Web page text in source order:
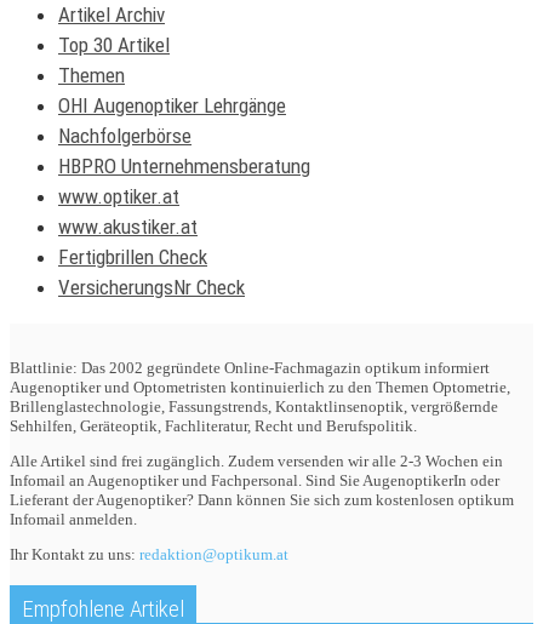
Artikel Archiv
Top 30 Artikel
Themen
OHI Augenoptiker Lehrgänge
Nachfolgerbörse
HBPRO Unternehmensberatung
www.optiker.at
www.akustiker.at
Fertigbrillen Check
VersicherungsNr Check
Blattlinie: Das 2002 gegründete Online-Fachmagazin optikum informiert
Augenoptiker und Optometristen kontinuierlich zu den Themen Optometrie,
Brillenglastechnologie, Fassungstrends, Kontaktlinsenoptik, vergrößernde
Sehhilfen, Geräteoptik, Fachliteratur, Recht und Berufspolitik.
Alle Artikel sind frei zugänglich. Zudem versenden wir alle 2-3 Wochen ein
Infomail an Augenoptiker und Fachpersonal. Sind Sie AugenoptikerIn oder
Lieferant der Augenoptiker? Dann können Sie sich zum kostenlosen optikum
Infomail anmelden.
Ihr Kontakt zu uns: redaktion@optikum.at
Empfohlene Artikel